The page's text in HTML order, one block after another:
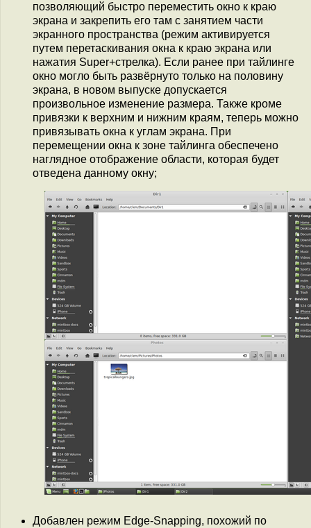
позволяющий быстро переместить окно к краю
экрана и закрепить его там с занятием части
экранного пространства (режим активируется
путем перетаскивания окна к краю экрана или
нажатия Super+стрелка). Если ранее при тайлинге
окно могло быть развёрнуто только на половину
экрана, в новом выпуске допускается
произвольное изменение размера. Также кроме
привязки к верхним и нижним краям, теперь можно
привязывать окна к углам экрана. При
перемещении окна к зоне тайлинга обеспечено
наглядное отображение области, которая будет
отведена данному окну;
Добавлен режим Edge-Snapping, похожий по